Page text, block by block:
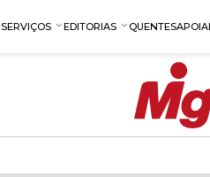
SERVIÇOS EDITORIAS QUENTES